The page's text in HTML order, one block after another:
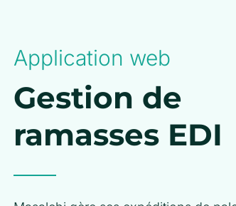
Application web
Gestion de
ramasses EDI